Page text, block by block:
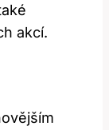
akcí.